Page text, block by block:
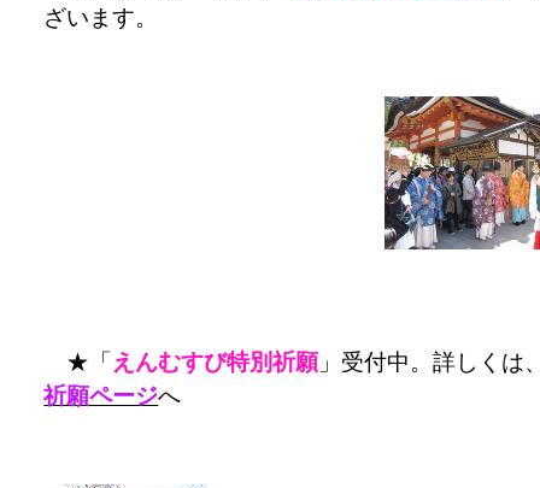
ざいます。
★「 えんむすび特別祈願」受付中。詳しくは
祈願ページへ